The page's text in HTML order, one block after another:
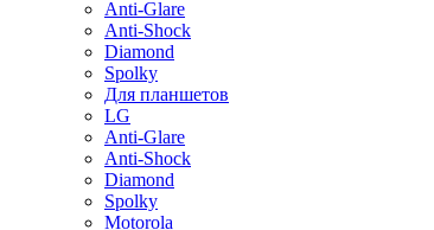
Anti-Glare
Anti-Shock
Diamond
Spolky
Для планшетов
LG
Anti-Glare
Anti-Shock
Diamond
Spolky
Motorola